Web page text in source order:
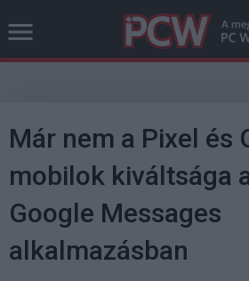
Már nem a Pixel és
mobilok kiváltsága
Google Messages
alkalmazásban